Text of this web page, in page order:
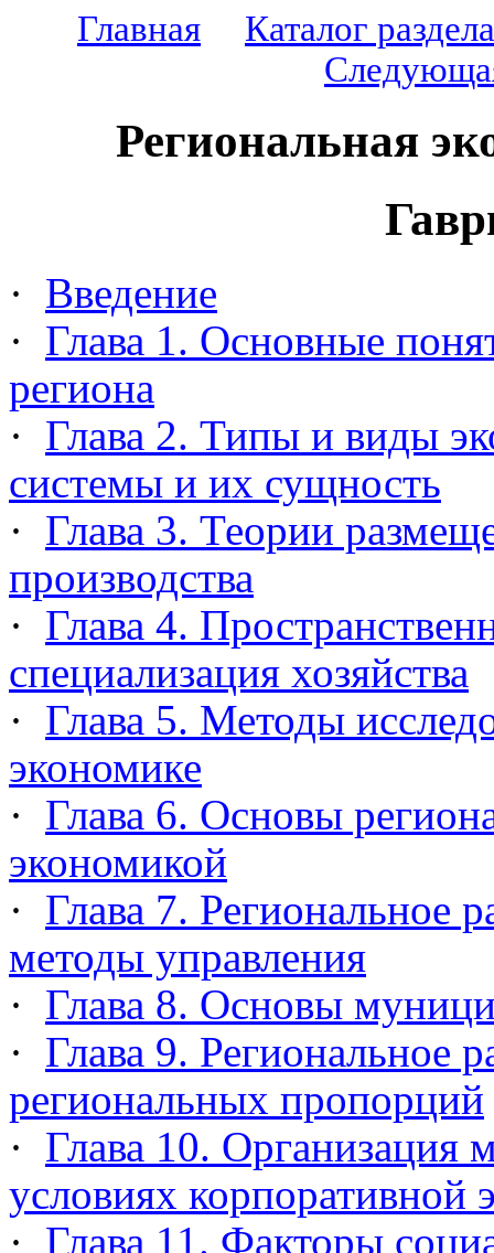
Главная
Каталог раздела
Региональная
· Введение
· Глава 1. Основные
региона
· Глава 2. Типы и виды
системы и их сущность
· Глава 3. Теории
производства
· Глава 4.
специализация хозяйства
· Глава 5. Методы
экономике
· Глава 6. Основы
экономикой
· Глава 7. Региональное
методы управления
· Глава 8. Основы
· Глава 9. Региональное
региональных пропорций
· Глава 10. Организация
условиях корпоративной
· Глава 11. Факторы